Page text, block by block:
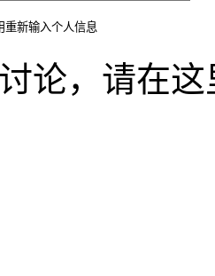
重新输入个人信息
论，请在这